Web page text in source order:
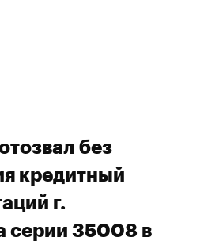
без
кредитный
г.
серии 35008 в